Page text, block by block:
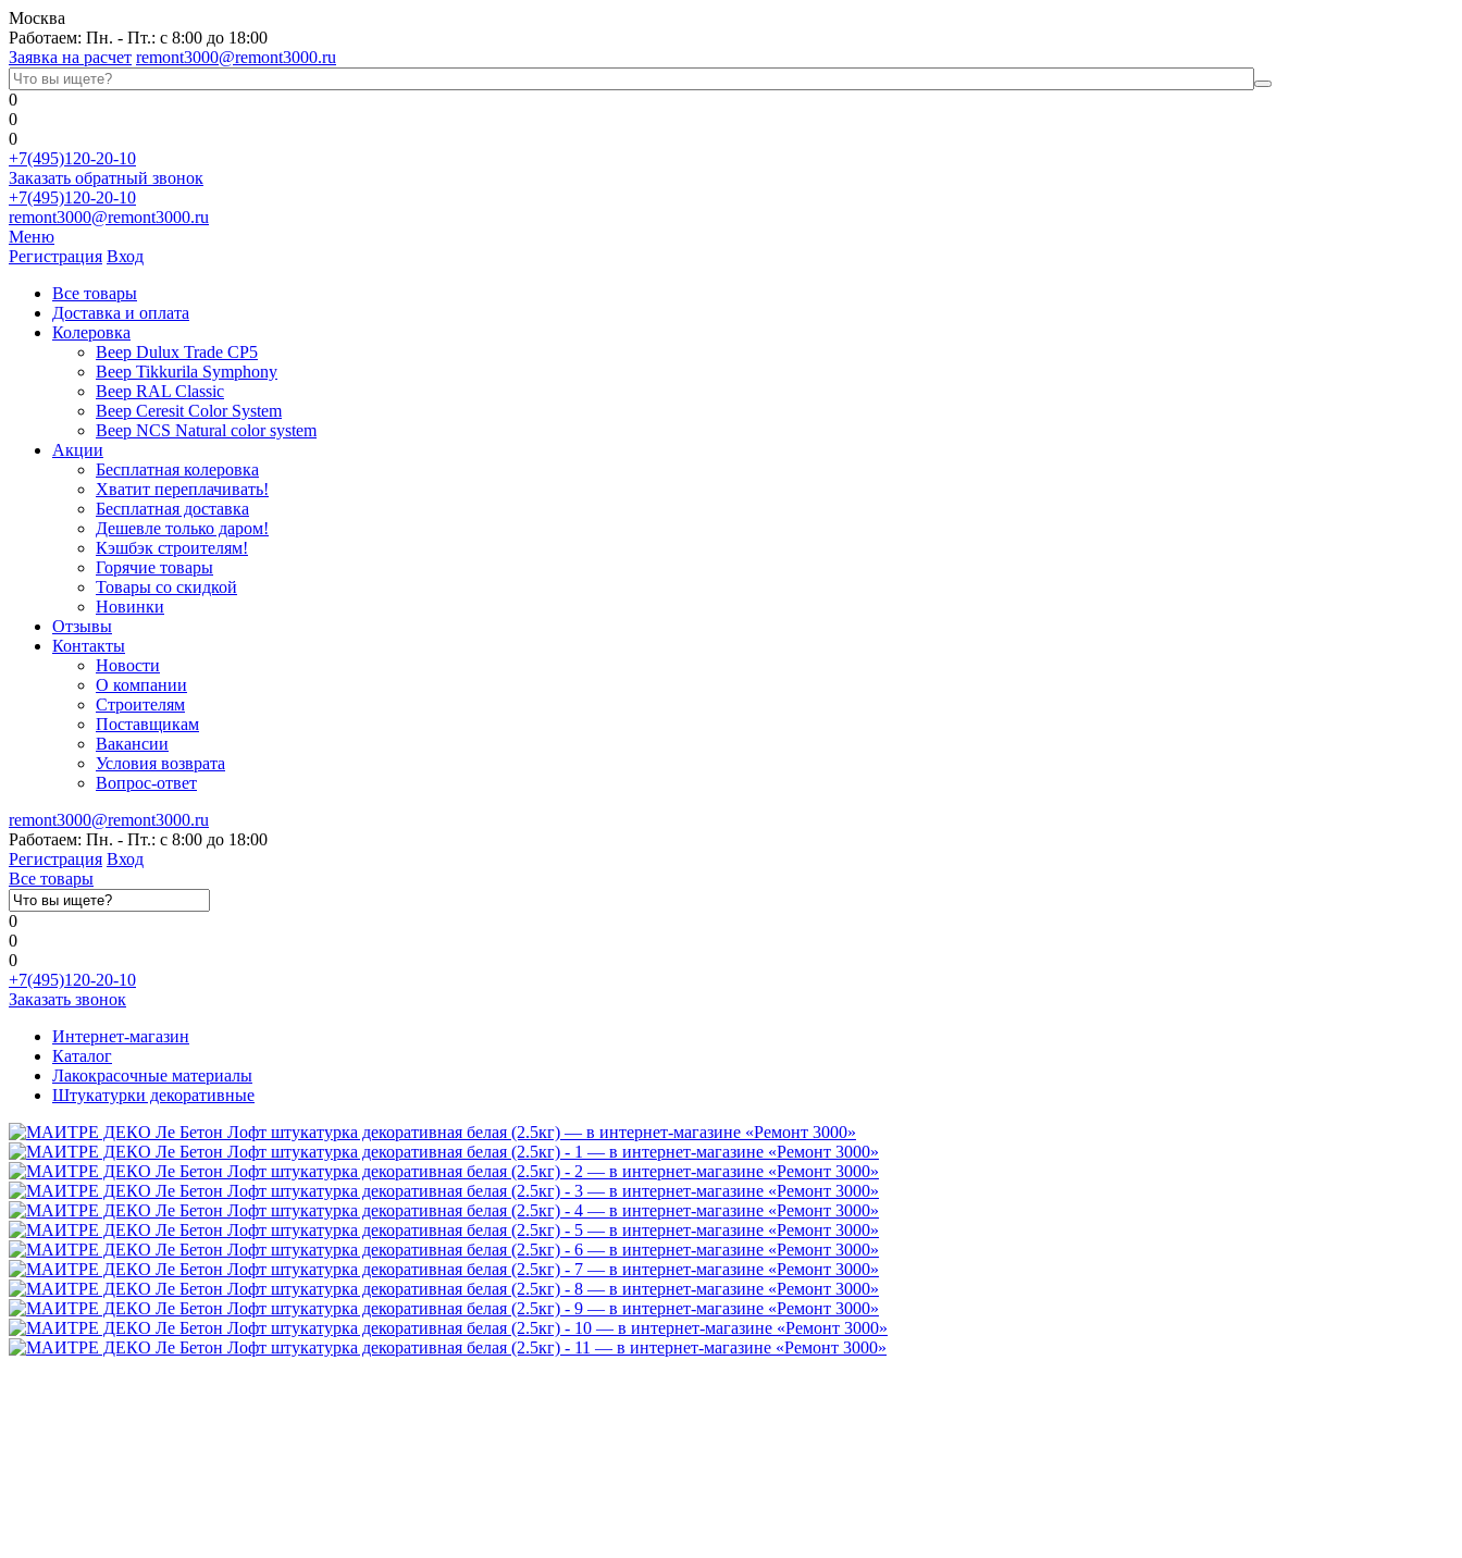
Москва
Работаем: Пн. - Пт.: с 8:00 до 18:00
Заявка на расчет remont3000@remont3000.ru
0
0
0
+7(495)120-20-10
Заказать обратный звонок
+7(495)120-20-10
remont3000@remont3000.ru
Меню
Регистрация Вход
Все товары
Доставка и оплата
Колеровка
Веер Dulux Trade CP5
Веер Tikkurila Symphony
Веер RAL Classic
Веер Ceresit Color System
Веер NCS Natural color system
Акции
Бесплатная колеровка
Хватит переплачивать!
Бесплатная доставка
Дешевле только даром!
Кэшбэк строителям!
Горячие товары
Товары со скидкой
Новинки
Отзывы
Контакты
Новости
О компании
Строителям
Поставщикам
Вакансии
Условия возврата
Вопрос-ответ
remont3000@remont3000.ru
Работаем: Пн. - Пт.: с 8:00 до 18:00
Регистрация Вход
Все товары
0
0
0
+7(495)120-20-10
Заказать звонок
Интернет-магазин
Каталог
Лакокрасочные материалы
Штукатурки декоративные